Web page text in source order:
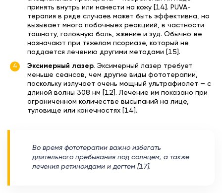
принять внутрь или нанести на кожу [14]. PUVA-
терапия в ряде случаев может быть эффективна, но
вызывает много побочныех реакциий, в частности
тошноту, головную боль, жжение и зуд. Обычно ее
назначают при тяжелом псориазе, который не
поддается лечению другими методами [15].
Эксимерный лазер. Эксимерный лазер требует
меньше сеансов, чем другие виды фототерапии,
поскольку излучает очень мощный ультрафиолет — с
длиной волны 308 нм [12]. Лечение им показано при
ограниченном количестве высыпаний на лице,
туловище или конечностях [14].
Во время фототерапии важно избегать
длительного пребывания под солнцем, а также
лечения ретиноидами и дегтем [17].